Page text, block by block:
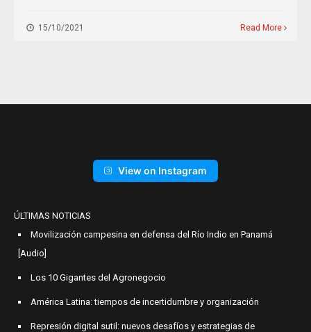
15/10/2021 Read More
View on Instagram
ÚLTIMAS NOTICIAS
Movilización campesina en defensa del Río Indio en Panamá
[Audio]
Los 10 Gigantes del Agronegocio
América Latina: tiempos de incertidumbre y organización
Represión digital sutil: nuevos desafíos y estrategias de